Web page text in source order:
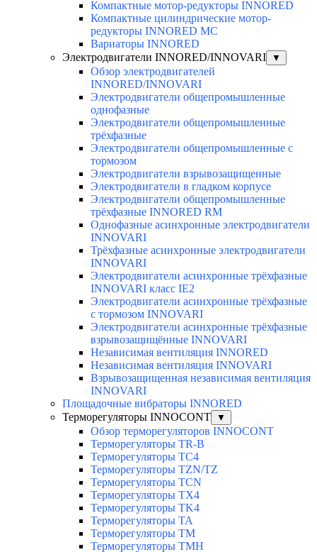
Компактные мотор-редукторы INNORED
Компактные цилиндрические мотор-
редукторы INNORED MC
Вариаторы INNORED
Электродвигатели INNORED/INNOVARI
▼
Обзор электродвигателей
INNORED/INNOVARI
Электродвигатели общепромышленные
однофазные
Электродвигатели общепромышленные
трёхфазные
Электродвигатели общепромышленные с
тормозом
Электродвигатели взрывозащищенные
Электродвигатели в гладком корпусе
Электродвигатели общепромышленные
трёхфазные INNORED RM
Однофазные асинхронные электродвигатели
INNOVARI
Трёхфазные асинхронные электродвигатели
INNOVARI
Электродвигатели асинхронные трёхфазные
INNOVARI класс IE2
Электродвигатели асинхронные трёхфазные
с тормозом INNOVARI
Электродвигатели асинхронные трёхфазные
взрывозащищённые INNOVARI
Независимая вентиляция INNORED
Независимая вентиляция INNOVARI
Взрывозащищенная независимая вентиляция
INNOVARI
Площадочные вибраторы INNORED
Терморегуляторы INNOCONT
▼
Обзор терморегуляторов INNOCONT
Терморегуляторы TR-B
Терморегуляторы TC4
Терморегуляторы TZN/TZ
Терморегуляторы TCN
Терморегуляторы TX4
Терморегуляторы TK4
Терморегуляторы TA
Терморегуляторы TM
Терморегуляторы TMH